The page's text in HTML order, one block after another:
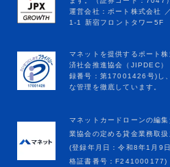
マネットカードローンの編
業協会の定める貸金業務取
(登録年月日：令和8年1月9
格証書番号：F241000177)